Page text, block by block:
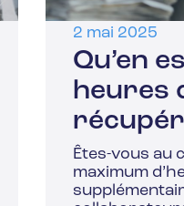
2 mai 2025
Qu’en
heures
Êtes-vous au
maximum